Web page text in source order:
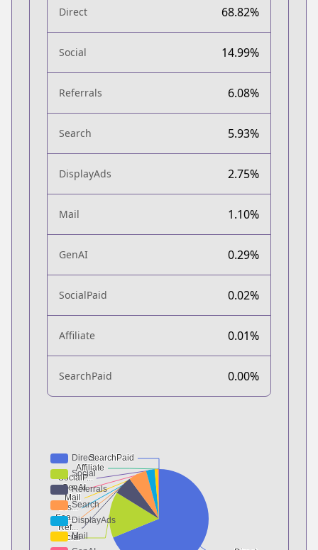
Direct 68.82%
Social 14.99%
Referrals 6.08%
Search 5.93%
DisplayAds 2.75%
Mail 1.10%
GenAI 0.29%
SocialPaid 0.02%
Affiliate 0.01%
SearchPaid 0.00%